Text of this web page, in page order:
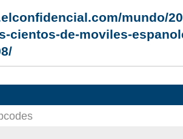
mundo/
cientos-de-moviles-